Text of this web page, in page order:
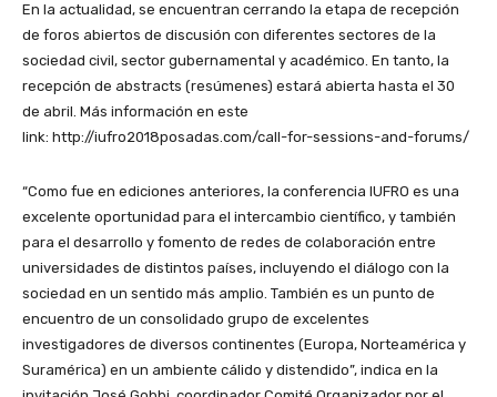
En la actualidad, se encuentran cerrando la etapa de recepción
de foros abiertos de discusión con diferentes sectores de la
sociedad civil, sector gubernamental y académico. En tanto, la
recepción de abstracts (resúmenes) estará abierta hasta el 30
de abril. Más información en este
link: http://iufro2018posadas.com/call-for-sessions-and-forums/
“Como fue en ediciones anteriores, la conferencia IUFRO es una
excelente oportunidad para el intercambio científico, y también
para el desarrollo y fomento de redes de colaboración entre
universidades de distintos países, incluyendo el diálogo con la
sociedad en un sentido más amplio. También es un punto de
encuentro de un consolidado grupo de excelentes
investigadores de diversos continentes (Europa, Norteamérica y
Suramérica) en un ambiente cálido y distendido”, indica en la